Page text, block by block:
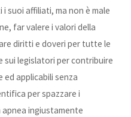
suoi affiliati, ma non è male
far valere i valori della
diritti e doveri per tutte le
sui legislatori per contribuire
applicabili senza
per spazzare i
apnea ingiustamente